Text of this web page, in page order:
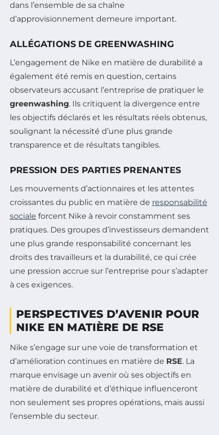
dans l’ensemble de sa chaîne
d’approvisionnement demeure important.
ALLÉGATIONS DE GREENWASHING
L’engagement de Nike en matière de durabilité a
également été remis en question, certains
observateurs accusant l’entreprise de pratiquer le
greenwashing. Ils critiquent la divergence entre
les objectifs déclarés et les résultats réels obtenus,
soulignant la nécessité d’une plus grande
transparence et de résultats tangibles.
PRESSION DES PARTIES PRENANTES
Les mouvements d’actionnaires et les attentes
croissantes du public en matière de responsabilité
sociale forcent Nike à revoir constamment ses
pratiques. Des groupes d’investisseurs demandent
une plus grande responsabilité concernant les
droits des travailleurs et la durabilité, ce qui crée
une pression accrue sur l’entreprise pour s’adapter
à ces exigences.
PERSPECTIVES D’AVENIR POUR
NIKE EN MATIÈRE DE RSE
Nike s’engage sur une voie de transformation et
d’amélioration continues en matière de RSE. La
marque envisage un avenir où ses objectifs en
matière de durabilité et d’éthique influenceront
non seulement ses propres opérations, mais aussi
l’ensemble du secteur.